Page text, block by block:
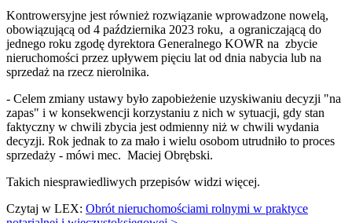
Kontrowersyjne jest również rozwiązanie wprowadzone nowelą,
obowiązującą od 4 października 2023 roku, a ograniczającą do
jednego roku zgodę dyrektora Generalnego KOWR na zbycie
nieruchomości przez upływem pięciu lat od dnia nabycia lub na
sprzedaż na rzecz nierolnika.
- Celem zmiany ustawy było zapobieżenie uzyskiwaniu decyzji "na
zapas" i w konsekwencji korzystaniu z nich w sytuacji, gdy stan
faktyczny w chwili zbycia jest odmienny niż w chwili wydania
decyzji. Rok jednak to za mało i wielu osobom utrudniło to proces
sprzedaży - mówi mec. Maciej Obrębski.
Takich niesprawiedliwych przepisów widzi więcej.
Czytaj w LEX: Obrót nieruchomościami rolnymi w praktyce